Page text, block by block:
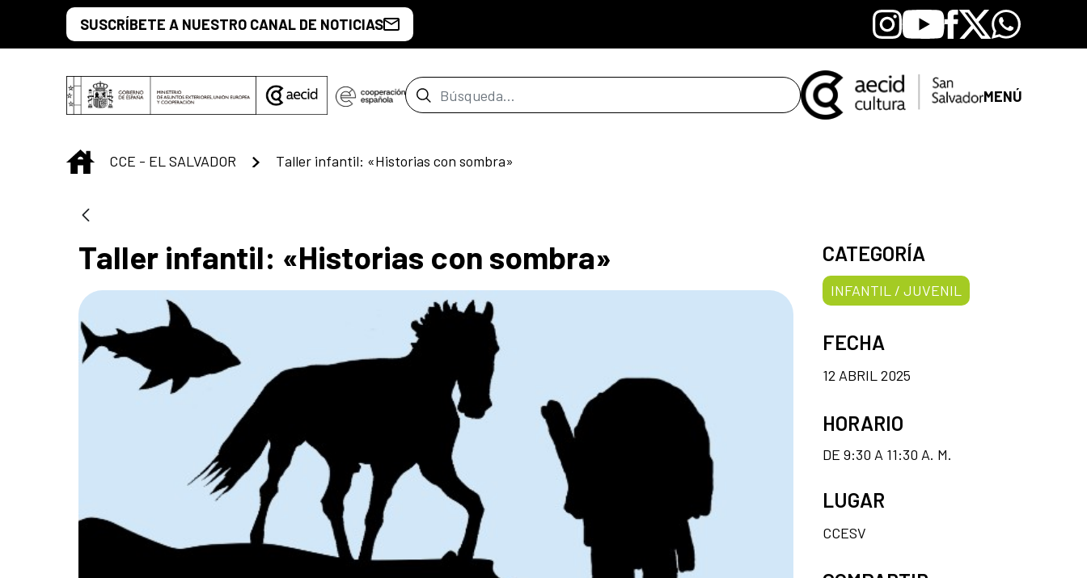
Saltar al contenido principal
SUSCRÍBETE A NUESTRO CANAL DE NOTICIAS Instagram
YoutubeFacebook
X Whatsapp
Barra de búsqueda MENÚ
INICIO
CCE - EL SALVADOR Taller infantil: «Historias con sombra»
Taller infantil: «Historias con sombra» CATEGORÍA
INFANTIL / JUVENIL
FECHA
12 ABRIL 2025
HORARIO
DE 9:30 A 11:30 A. M.
LUGAR
CCESV